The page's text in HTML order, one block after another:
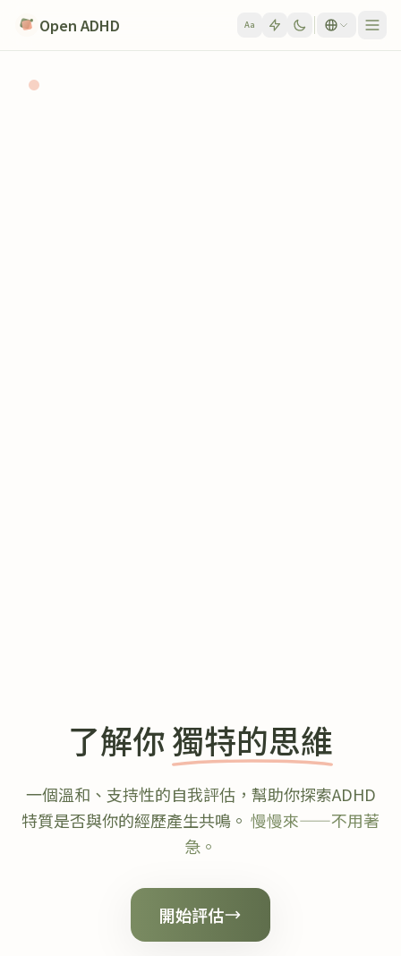
Open ADHD Aa
了解你獨特的思維
一個溫和、支持性的自我評估，幫助你探索ADHD
特質是否與你的經歷產生共鳴。 慢慢來——不用著
急。
開始評估